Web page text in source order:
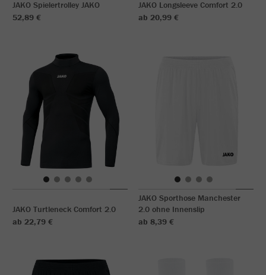
JAKO Spielertrolley JAKO
52,89 €
JAKO Longsleeve Comfort 2.0
ab 20,99 €
JAKO Turtleneck Comfort 2.0
ab 22,79 €
JAKO Sporthose Manchester
2.0 ohne Innenslip
ab 8,39 €